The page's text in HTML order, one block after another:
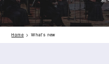
Home What’s new